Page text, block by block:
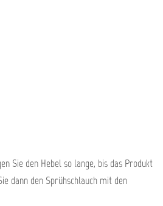
Sie den Hebel so lange, bis das Produkt
dann den Sprühschlauch mit den